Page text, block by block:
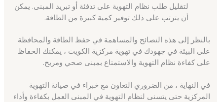
لتقليل طلب نظام التهوية على تدفئة أو تبريد المبنى. يمكن
أن يترتب على ذلك توفير كمية كبيرة من الطاقة.
بالنظر إلى هذه النصائح والمساهمة في حفظ الطاقة والمحافظة
على البيئة في جهودك في تهوية مركزية الكويت ، يمكنك الحفاظ
على كفاءة نظام التهوية والاستمتاع بمبنى صحي ومريح.
في النهاية ، من الضروري التعاون مع خبراء في صيانة التهوية
المركزية حتى يتسنى لنظام التهوية في المبنى العمل بكفاءة وأداء